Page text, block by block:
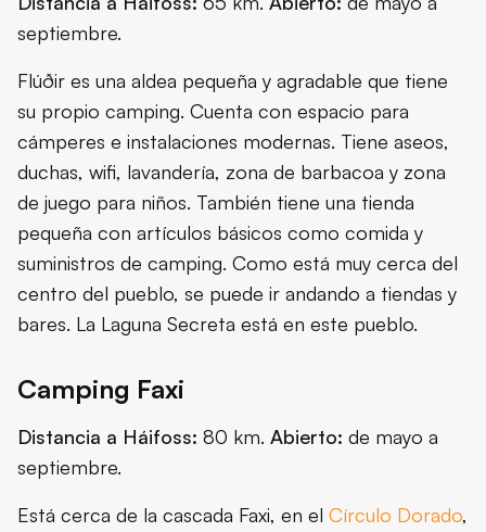
septiembre.
Flúðir es una aldea pequeña y agradable que tiene
su propio camping. Cuenta con espacio para
cámperes e instalaciones modernas. Tiene aseos,
duchas, wifi, lavandería, zona de barbacoa y zona
de juego para niños. También tiene una tienda
pequeña con artículos básicos como comida y
suministros de camping. Como está muy cerca del
centro del pueblo, se puede ir andando a tiendas y
bares. La Laguna Secreta está en este pueblo.
Camping Faxi
Distancia a Háifoss: 80 km. Abierto: de mayo a
septiembre.
Está cerca de la cascada Faxi, en el Círculo Dorado,